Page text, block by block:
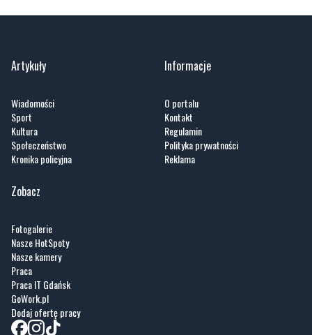
Artykuły
Wiadomości
Sport
Kultura
Społeczeństwo
Kronika policyjna
Informacje
O portalu
Kontakt
Regulamin
Polityka prywatności
Reklama
Zobacz
Fotogalerie
Nasze HotSpoty
Nasze kamery
Praca
Praca IT Gdańsk
GoWork.pl
Dodaj ofertę pracy